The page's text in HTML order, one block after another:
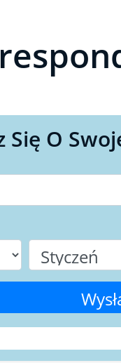
Się O